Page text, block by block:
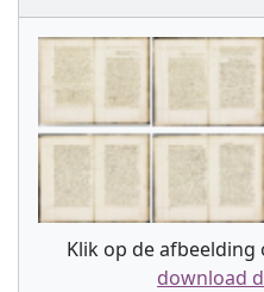
Klik op de
download